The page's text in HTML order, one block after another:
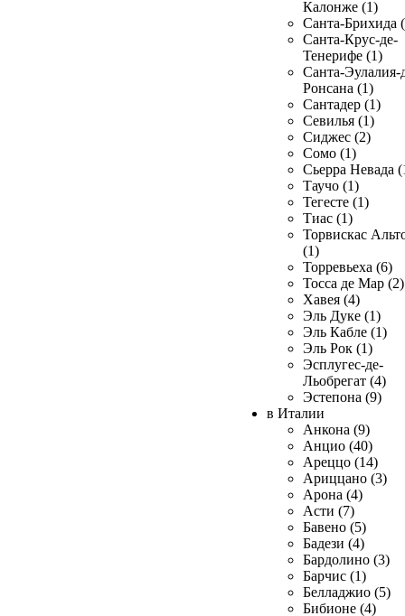
Калонже (1)
Санта-Брихида
Санта-Крус-де-
Тенерифе (1)
Санта-Эулалия-
Ронсана (1)
Сантадер (1)
Севилья (1)
Сиджес (2)
Сомо (1)
Сьерра Невада
Таучо (1)
Тегесте (1)
Тиас (1)
Торвискас
(1)
Торревьеха (6)
Тосса де Мар (2)
Хавея (4)
Эль Дуке (1)
Эль Кабле (1)
Эль Рок (1)
Эсплугес-де-
Льобрегат (4)
Эстепона (9)
в Италии
Анкона (9)
Анцио (40)
Ареццо (14)
Ариццано (3)
Арона (4)
Асти (7)
Бавено (5)
Бадези (4)
Бардолино (3)
Барчис (1)
Белладжио (5)
Бибионе (4)